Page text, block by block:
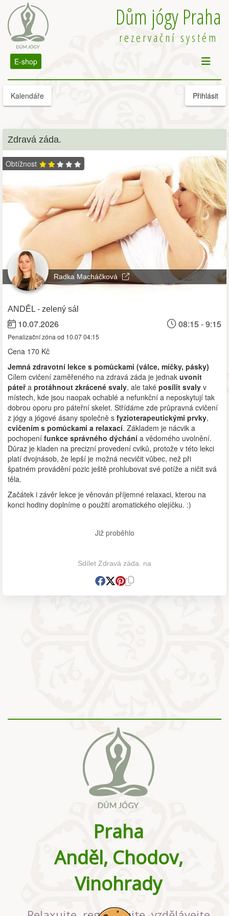
Dům jógy Praha
rezervační systém
E-shop
Kalendáře Přihlásit
Zdravá záda.
Obtížnost
Radka Macháčková
ANDĚL - zelený sál
10.07.2026 08:15 - 9:15
Penalizační zóna od 10.07 04:15
Cena 170 Kč
Jemná zdravotní lekce s pomůckami (válce, míčky, pásky)
Cílem cvičení zaměřeného na zdravá záda je jednak uvonit
páteřa protáhnout zkrácené svaly, ale také posílit svaly v
místech, kde jsou naopak ochablé a nefunkční a neposkytují tak
dobrou oporu pro páteřní skelet. Střídáme zde průpravná cvičení
z jógy a jógové ásany společně s fyzioterapeutickými prvky,
cvičením s pomůckami a relaxací. Základem je nácvik a
pochopení funkce správného dýchání a vědomého uvolnění.
Důraz je kladen na precizní provedení cviků, protože v této lekci
platí dvojnásob, že lepší je možná necvičit vůbec, než při
špatném provádění pozic ještě prohlubovat své potíže a ničit svá
těla.
Začátek i závěr lekce je věnován příjemné relaxaci, kterou na
konci hodiny doplníme o použití aromatického olejíčku. :)
Již proběhlo
Sdílet Zdravá záda. na
Praha
Anděl, Chodov,
Vinohrady